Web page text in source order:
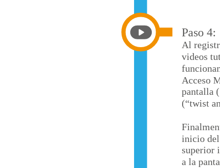
Paso 4:
Al
videos
Acceso
pantalla
(“twist
inicio
superior
a la